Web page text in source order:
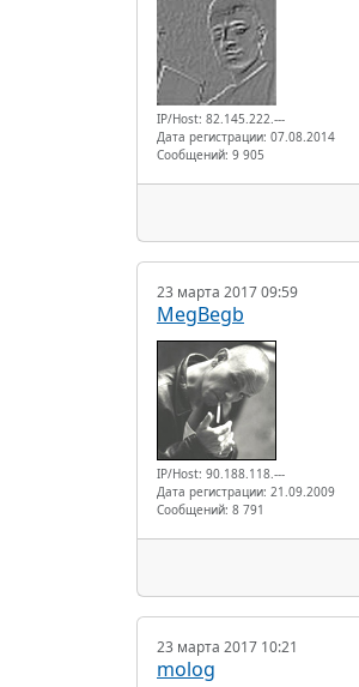
IP/Host: 82.145.222.---
Дата регистрации: 07.08.2014
Сообщений: 9 905
23 марта 2017 09:59
MegBegb
IP/Host: 90.188.118.---
Дата регистрации: 21.09.2009
Сообщений: 8 791
23 марта 2017 10:21
molog